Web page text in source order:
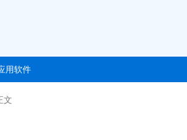
用软件
文